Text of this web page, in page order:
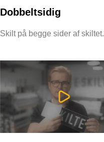
Dobbeltsidig
Skilt på begge sider af skiltet.